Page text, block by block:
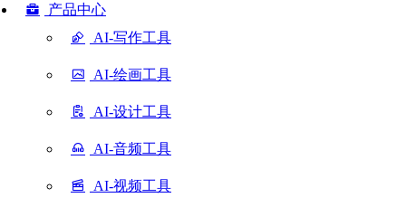
产品中心
AI-写作工具
AI-绘画工具
AI-设计工具
AI-音频工具
AI-视频工具